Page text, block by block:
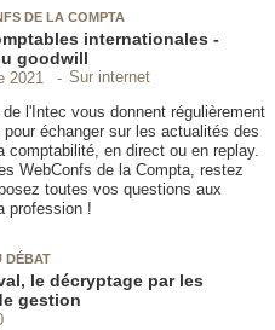
DE LA COMPTA
internationales -
goodwill
2021
Sur internet
de l'Intec vous donnent régulièrement
pour échanger sur les actualités des
comptabilité, en direct ou en replay.
WebConfs de la Compta, restez
toutes vos questions aux
profession !
DÉBAT
le décryptage par les
gestion